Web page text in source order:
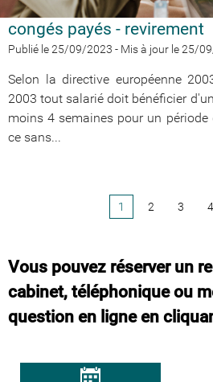
congés payés - revirement
Publié le 25/09/2023 - Mis à jour le 25/
Selon la directive européenne
2003 tout salarié doit bénéficier
moins 4 semaines pour un période
ce sans...
1 2 3 4
Vous pouvez réserver un
cabinet, téléphonique ou
question en ligne en